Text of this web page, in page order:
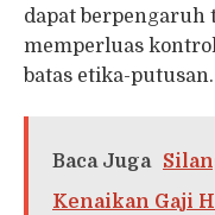
dapat berpengaruh
memperluas
batas etika-putusan.
Baca Juga
Kenaikan Gaji